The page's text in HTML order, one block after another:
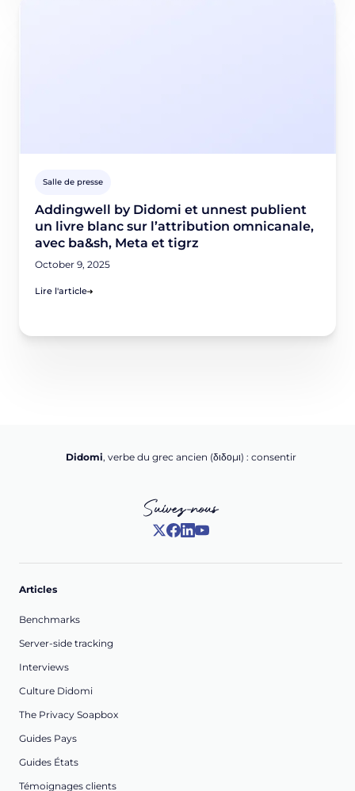
Salle de presse
Addingwell by Didomi et unnest publient
un livre blanc sur l’attribution omnicanale,
avec ba&sh, Meta et tigrz
October 9, 2025
Lire l'article
Didomi, verbe du grec ancien (δ‌‌ιδο‌μι) : consentir
Suivez-nous
Articles
Benchmarks
Server-side tracking
Interviews
Culture Didomi
The Privacy Soapbox
Guides Pays
Guides États
Témoignages clients